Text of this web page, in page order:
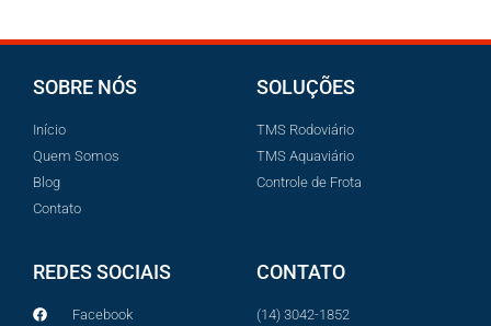
SOBRE NÓS
Início
Quem Somos
Blog
Contato
SOLUÇÕES
TMS Rodoviário
TMS Aquaviário
Controle de Frota
REDES SOCIAIS
Facebook
CONTATO
(14) 3042-1852